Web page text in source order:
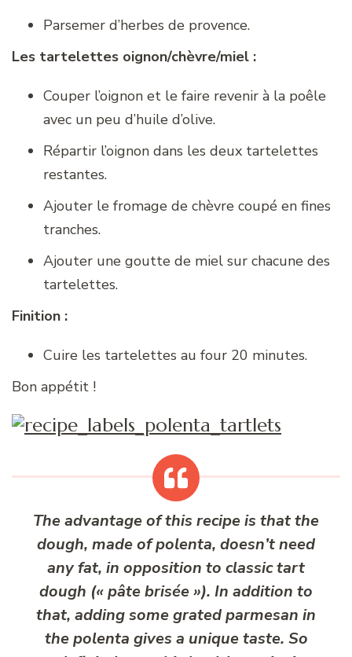
Parsemer d’herbes de provence.
Les tartelettes oignon/chèvre/miel :
Couper l’oignon et le faire revenir à la poêle
avec un peu d’huile d’olive.
Répartir l’oignon dans les deux tartelettes
restantes.
Ajouter le fromage de chèvre coupé en fines
tranches.
Ajouter une goutte de miel sur chacune des
tartelettes.
Finition :
Cuire les tartelettes au four 20 minutes.
Bon appétit !
The advantage of this recipe is that the
dough, made of polenta, doesn’t need
any fat, in opposition to classic tart
dough (« pâte brisée »). In addition to
that, adding some grated parmesan in
the polenta gives a unique taste. So